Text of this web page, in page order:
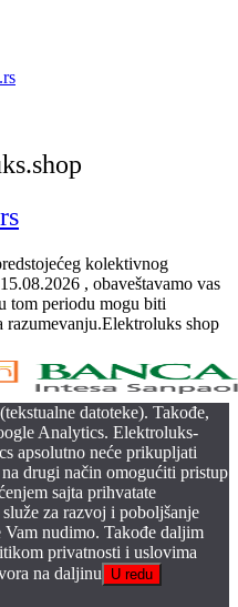
kolektivnog
, obaveštavamo vas
tom periodu mogu biti
razumevanju.Elektroluks shop
datoteke). Takođe,
Analytics. Elektroluks-
apsolutno neće prikupljati
drugi način omogućiti pristup
sajta prihvatate
za razvoj i poboljšanje
Vam nudimo. Takođe daljim
privatnosti i uslovima
na daljinu
U redu